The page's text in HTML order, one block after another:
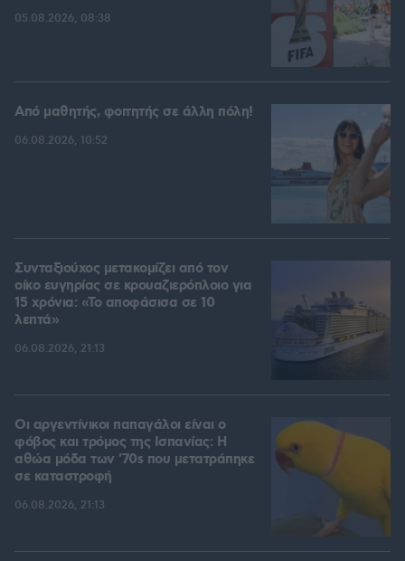
05.08.2026, 08:38
Από μαθητής, φοιτητής σε άλλη πόλη!
06.08.2026, 10:52
Συνταξιούχος μετακομίζει από τον
οίκο ευγηρίας σε κρουαζιερόπλοιο για
15 χρόνια: «Το αποφάσισα σε 10
λεπτά»
06.08.2026, 21:13
Οι αργεντίνικοι παπαγάλοι είναι ο
φόβος και τρόμος της Ισπανίας: Η
αθώα μόδα των '70s που μετατράπηκε
σε καταστροφή
06.08.2026, 21:13